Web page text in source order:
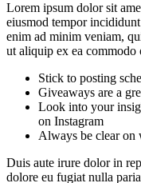
Lorem ipsum dolor sit
eiusmod tempor
enim ad minim veniam,
ut aliquip ex ea commodo
Stick to posting
Giveaways are a
Look into your
on Instagram
Always be clear on
Duis aute irure dolor in
dolore eu fugiat nulla